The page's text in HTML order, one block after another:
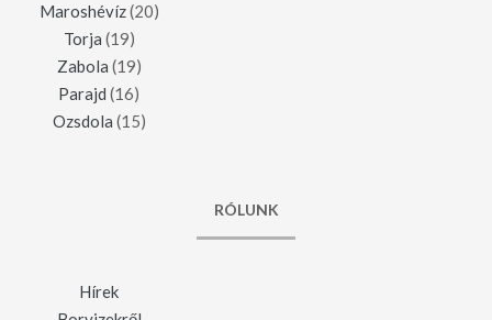
Maroshévíz(20)
Torja (19)
Zabola (19)
Parajd (16)
Ozsdola (15)
RÓLUNK
Hírek